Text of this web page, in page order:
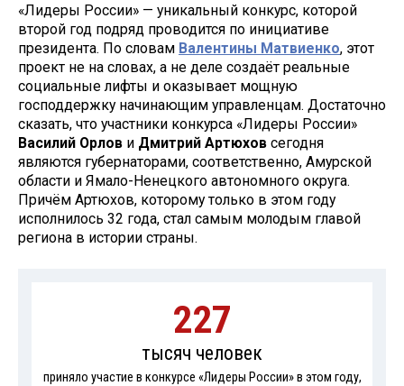
«Лидеры России» — уникальный конкурс, которой
второй год подряд проводится по инициативе
президента. По словам Валентины Матвиенко, этот
проект не на словах, а не деле создаёт реальные
социальные лифты и оказывает мощную
господдержку начинающим управленцам. Достаточно
сказать, что участники конкурса «Лидеры России»
Василий Орлов и Дмитрий Артюхов сегодня
являются губернаторами, соответственно, Амурской
области и Ямало-Ненецкого автономного округа.
Причём Артюхов, которому только в этом году
исполнилось 32 года, стал самым молодым главой
региона в истории страны.
227
тысяч человек
приняло участие в конкурсе «Лидеры России» в этом году,